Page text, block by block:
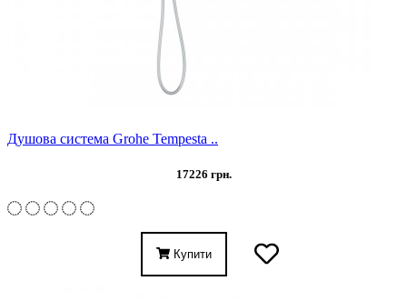
Душова система Grohe Tempesta ..
17226 грн.
Купити